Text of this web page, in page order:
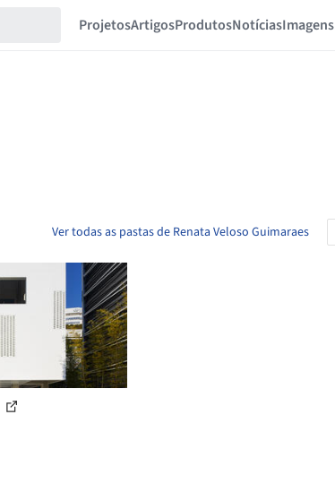
ProjetosArtigosProdutosNotíciasImagens
Ver todas as pastas de Renata Veloso Guimaraes